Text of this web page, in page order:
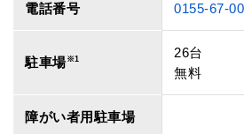
電話番号 0155-67-
駐車場※1
26台
無料
障がい者用駐車場